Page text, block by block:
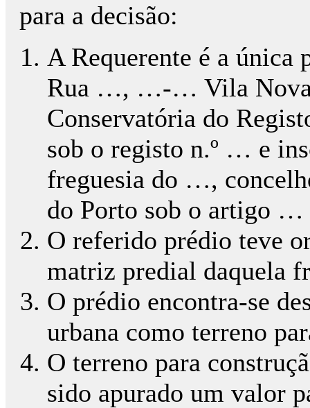
para a decisão:
A Requerente é a
Rua …, …-… Vila Nova
Conservatória do
sob o registo n.º … e
freguesia do …,
do Porto sob o artigo …
O referido prédio teve
matriz predial daquela
O prédio encontra-se
urbana como terreno
O terreno para
sido apurado um valor